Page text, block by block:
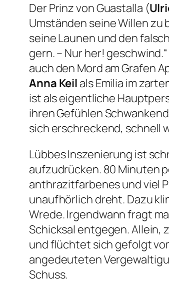
Der Prinz von Guastalla (
Umständen seine Willen
seine Launen und den
gern. – Nur her!
auch den Mord am Grafen
Anna Keil als Emilia im
ist als eigentliche
ihren Gefühlen
sich erschreckend, schnell
Lübbes Inszenierung ist
aufzudrücken. 80 Minuten
anthrazitfarbenes und viel
unaufhörlich dreht. Dazu
Wrede. Irgendwann fragt
Schicksal entgegen. Allein,
und flüchtet sich gefolgt
angedeuteten
Schuss.